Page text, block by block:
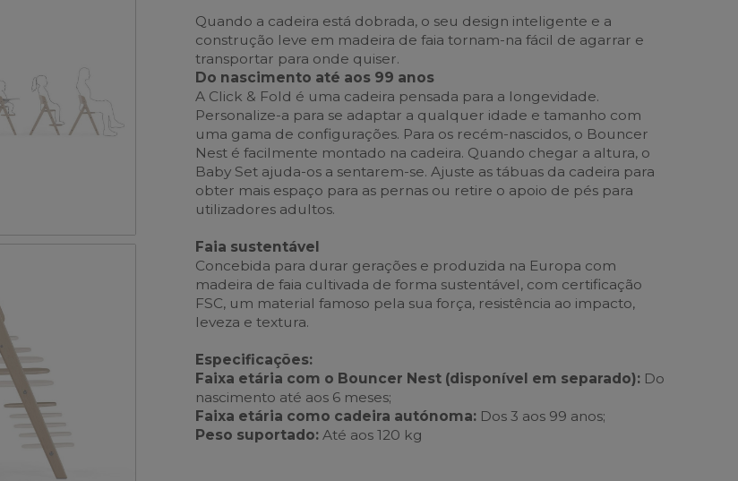
Quando a cadeira está dobrada, o seu design inteligente e a
construção leve em madeira de faia tornam-na fácil de agarrar e
transportar para onde quiser.
Do nascimento até aos 99 anos
A Click & Fold é uma cadeira pensada para a longevidade.
Personalize-a para se adaptar a qualquer idade e tamanho com
uma gama de configurações. Para os recém-nascidos, o Bouncer
Nest é facilmente montado na cadeira. Quando chegar a altura, o
Baby Set ajuda-os a sentarem-se. Ajuste as tábuas da cadeira para
obter mais espaço para as pernas ou retire o apoio de pés para
utilizadores adultos.
Faia sustentável
Concebida para durar gerações e produzida na Europa com
madeira de faia cultivada de forma sustentável, com certificação
FSC, um material famoso pela sua força, resistência ao impacto,
leveza e textura.
Especificações:
Faixa etária com o Bouncer Nest (disponível em separado): Do
nascimento até aos 6 meses;
Faixa etária como cadeira autónoma: Dos 3 aos 99 anos;
Peso suportado: Até aos 120 kg